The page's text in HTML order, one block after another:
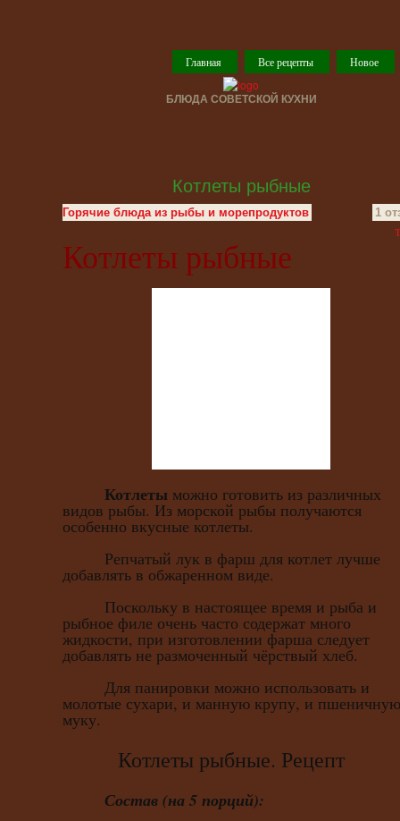
Главная Все рецепты Новое
БЛЮДА СОВЕТСКОЙ КУХНИ
Котлеты рыбные
Горячие блюда из рыбы и морепродуктов 1
Котлеты рыбные
Котлеты можно готовить из различных
видов рыбы. Из морской рыбы получаются
особенно вкусные котлеты.
Репчатый лук в фарш для котлет лучше
добавлять в обжаренном виде.
Поскольку в настоящее время и рыба и
рыбное филе очень часто содержат много
жидкости, при изготовлении фарша следует
добавлять не размоченный чёрствый хлеб.
Для панировки можно использовать и
молотые сухари, и манную крупу, и пшеничную
муку.
Котлеты рыбные. Рецепт
Состав (на 5 порций):